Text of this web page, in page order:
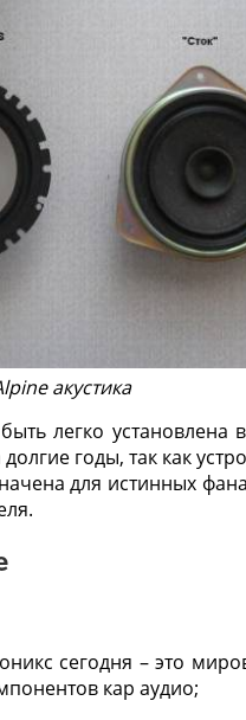
акустика
легко
годы, так как
для истинных
сегодня – это
кар аудио;